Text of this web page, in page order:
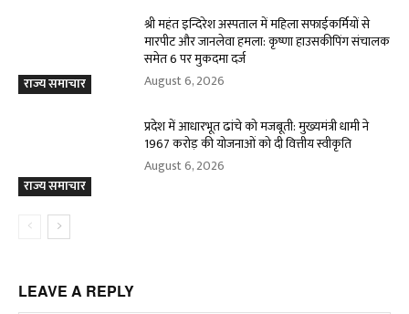
राज्य समाचार
श्री महंत इन्दिरेश अस्पताल में महिला सफाईकर्मियों से
मारपीट और जानलेवा हमला: कृष्णा हाउसकीपिंग संचालक
समेत 6 पर मुकदमा दर्ज
August 6, 2026
राज्य समाचार
प्रदेश में आधारभूत ढांचे को मजबूती: मुख्यमंत्री धामी ने
1967 करोड़ की योजनाओं को दी वित्तीय स्वीकृति
August 6, 2026
LEAVE A REPLY